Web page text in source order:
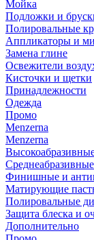
Мойка
Подложки и
Полировальные
Аппликаторы и
Замена глине
Освежители
Кисточки и щетки
Принадлежности
Одежда
Промо
Menzerna
Menzerna
Финишные и
Матирующие
Полировальные
Защита блеска и
Дополнительно